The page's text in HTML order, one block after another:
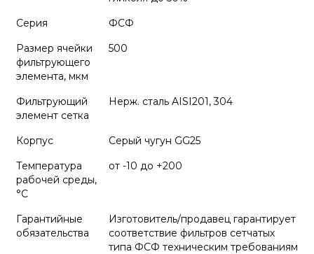
Серия
ФСФ
Размер ячейки
фильтрующего
элемента, мкм
500
Фильтрующий
элемент сетка
Нерж. сталь AISI201, 304
Корпус
Серый чугун GG25
Температура
рабочей среды,
°С
от -10 до +200
Гарантийные
обязательства
Изготовитель/продавец гарантирует
соответствие фильтров сетчатых
типа ФСФ техническим требованиям